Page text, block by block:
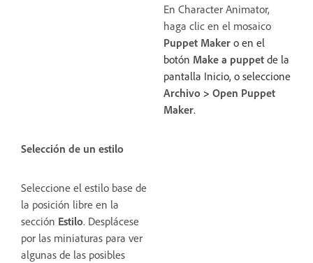
En Character Animator,
haga clic en el mosaico
Puppet Maker o en el
botón Make a puppet de la
pantalla Inicio, o seleccione
Archivo > Open Puppet
Maker.
Selección de un estilo
Seleccione el estilo base de
la posición libre en la
sección Estilo. Desplácese
por las miniaturas para ver
algunas de las posibles